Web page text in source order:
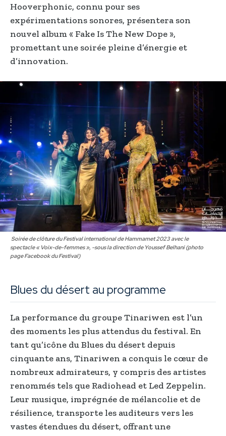
Hooverphonic, connu pour ses
expérimentations sonores, présentera son
nouvel album « Fake Is The New Dope »,
promettant une soirée pleine d’énergie et
d’innovation.
Soirée de clôture du Festival international de Hammamet 2023 avec le
spectacle « Voix-de-femmes », -sous la direction de Youssef Belhani (photo
page Facebook du Festival)
Blues du désert au programme
La performance du groupe Tinariwen est l’un
des moments les plus attendus du festival. En
tant qu’icône du Blues du désert depuis
cinquante ans, Tinariwen a conquis le cœur de
nombreux admirateurs, y compris des artistes
renommés tels que Radiohead et Led Zeppelin.
Leur musique, imprégnée de mélancolie et de
résilience, transporte les auditeurs vers les
vastes étendues du désert, offrant une